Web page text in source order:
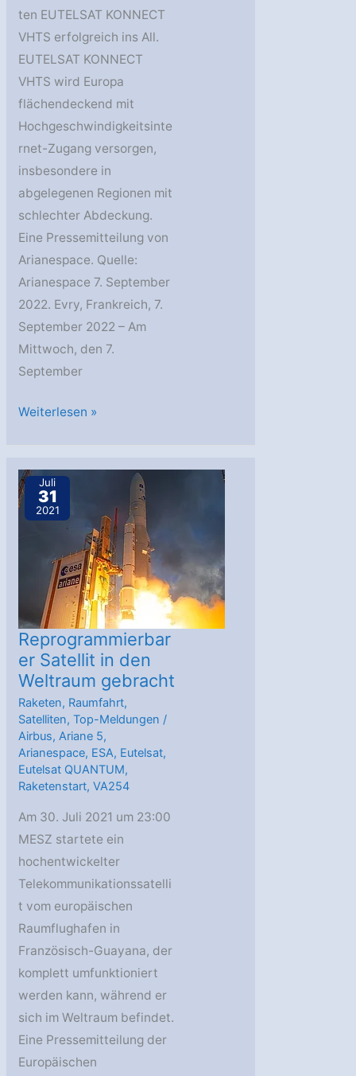
ten EUTELSAT KONNECT
VHTS erfolgreich ins All.
EUTELSAT KONNECT
VHTS wird Europa
flächendeckend mit
Hochgeschwindigkeitsinte
rnet-Zugang versorgen,
insbesondere in
abgelegenen Regionen mit
schlechter Abdeckung.
Eine Pressemitteilung von
Arianespace. Quelle:
Arianespace 7. September
2022. Evry, Frankreich, 7.
September 2022 – Am
Mittwoch, den 7.
September
Ariane
Start
des
Satelliten
KONNECT
VHTS
Weiterlesen »
Juli
31
2021
Reprogrammierbar
er Satellit in den
Weltraum gebracht
Raketen, Raumfahrt,
Satelliten,Top-Meldungen /
Airbus,Ariane 5,
Arianespace, ESA, Eutelsat,
Eutelsat QUANTUM,
Raketenstart,VA254
Am 30. Juli 2021 um 23:00
MESZ startete ein
hochentwickelter
Telekommunikationssatelli
t vom europäischen
Raumflughafen in
Französisch-Guayana, der
komplett umfunktioniert
werden kann, während er
sich im Weltraum befindet.
Eine Pressemitteilung der
Europäischen